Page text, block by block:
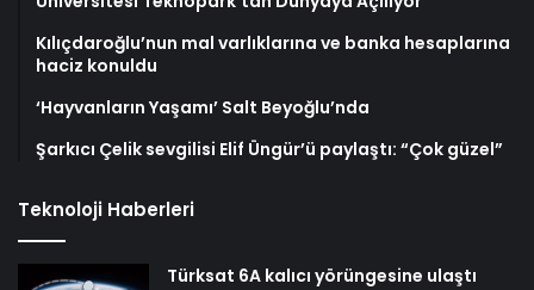
Kılıçdaroğlu’nun mal varlıklarına ve banka hesaplarına
haciz konuldu
‘Hayvanların Yaşamı’ Salt Beyoğlu’nda
Şarkıcı Çelik sevgilisi Elif Üngür’ü paylaştı: “Çok güzel”
Teknoloji Haberleri
Türksat 6A kalıcı yörüngesine ulaştı